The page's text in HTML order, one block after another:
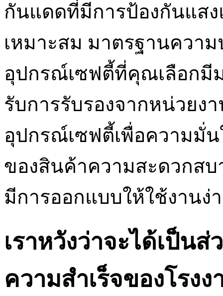
กันแดดที่มีการป้องกันแส
เหมาะสม มาตรฐานควา
อุปกรณ์เซฟตี้ที่คุณเลือกมี
รับการรับรองจากหน่วยงา
อุปกรณ์เซฟตี้เพื่อความมั่
ของสินค้าความสะดวกส
มีการออกแบบให้ใช้งานง่
เราหวังว่าจะได้เป็น
ความสำเร็จของโรงง